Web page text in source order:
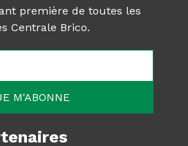
première de toutes les
Centrale Brico.